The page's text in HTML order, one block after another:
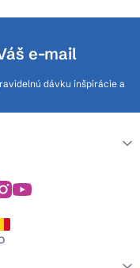
e-mail
dávku inšpirácie a